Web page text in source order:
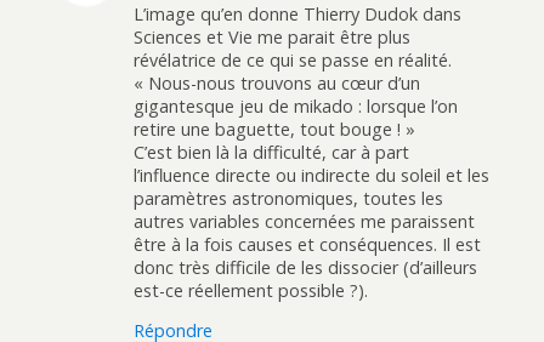
L’image qu’en donne Thierry Dudok dans
Sciences et Vie me parait être plus
révélatrice de ce qui se passe en réalité.
« Nous-nous trouvons au cœur d’un
gigantesque jeu de mikado : lorsque l’on
retire une baguette, tout bouge ! »
C’est bien là la difficulté, car à part
l’influence directe ou indirecte du soleil et les
paramètres astronomiques, toutes les
autres variables concernées me paraissent
être à la fois causes et conséquences. Il est
donc très difficile de les dissocier (d’ailleurs
est-ce réellement possible ?).
Répondre